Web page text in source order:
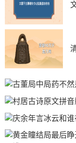
36.驼铃
37.温晚
38.余愈
39.空度
40.垂发
41.殇影
42.莫咽